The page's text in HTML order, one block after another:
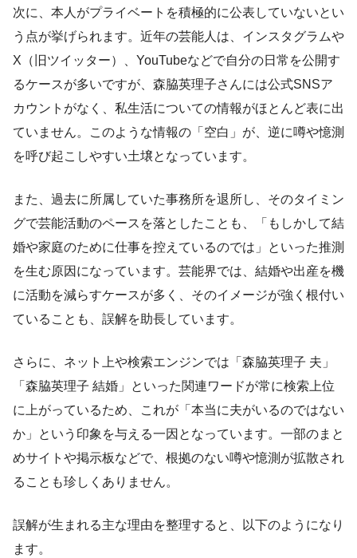
次に、本人がプライベートを積極的に公表していないとい
う点が挙げられます。近年の芸能人は、インスタグラムや
X（旧ツイッター）、YouTubeなどで自分の日常を公開す
るケースが多いですが、森脇英理子さんには公式SNSア
カウントがなく、私生活についての情報がほとんど表に出
ていません。このような情報の「空白」が、逆に噂や憶測
を呼び起こしやすい土壌となっています。
また、過去に所属していた事務所を退所し、そのタイミン
グで芸能活動のペースを落としたことも、「もしかして結
婚や家庭のために仕事を控えているのでは」といった推測
を生む原因になっています。芸能界では、結婚や出産を機
に活動を減らすケースが多く、そのイメージが強く根付い
ていることも、誤解を助長しています。
さらに、ネット上や検索エンジンでは「森脇英理子 夫」
「森脇英理子 結婚」といった関連ワードが常に検索上位
に上がっているため、これが「本当に夫がいるのではない
か」という印象を与える一因となっています。一部のまと
めサイトや掲示板などで、根拠のない噂や憶測が拡散され
ることも珍しくありません。
誤解が生まれる主な理由を整理すると、以下のようになり
ます。